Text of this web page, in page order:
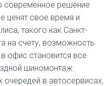
современное решение
ценят свое время и
такого как Санкт-
на счету, возможность
офис становится все
шиномонтаж
очередей в автосервисах,